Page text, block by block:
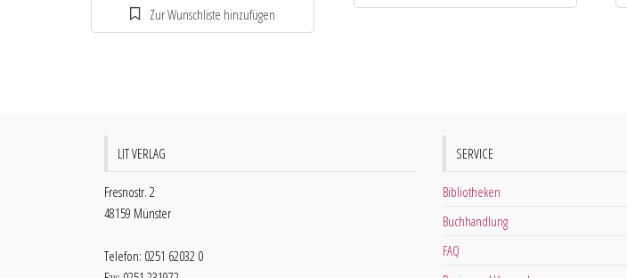
LIT VERLAG
Fresnostr. 2
48159 Münster
Telefon: 0251 62032 0
SERVICE
Bibliotheken
Buchhandlung
FAQ